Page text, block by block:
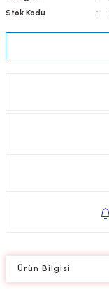
Stok Kodu
Ürün Bilgisi